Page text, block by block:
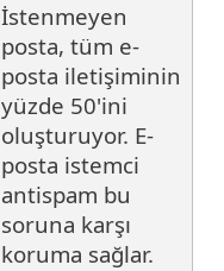
İstenmeyen
posta, tüm e-
posta iletişiminin
yüzde 50'ini
oluşturuyor. E-
posta istemci
antispam bu
soruna karşı
koruma sağlar.